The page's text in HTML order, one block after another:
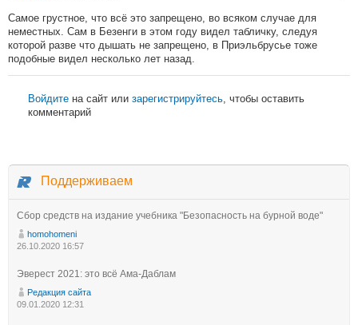
Самое грустное, что всё это запрещено, во всяком случае для
неместных. Сам в Безенги в этом году видел табличку, следуя
которой разве что дышать не запрещено, в Приэльбрусье тоже
подобные видел несколько лет назад.
Войдите на сайт или зарегистрируйтесь , чтобы оставить
комментарий
Поддерживаем
Сбор средств на издание учебника "Безопасность на бурной воде"
homohomeni
26.10.2020 16:57
Эверест 2021: это всё Ама-Даблам
Редакция сайта
09.01.2020 12:31